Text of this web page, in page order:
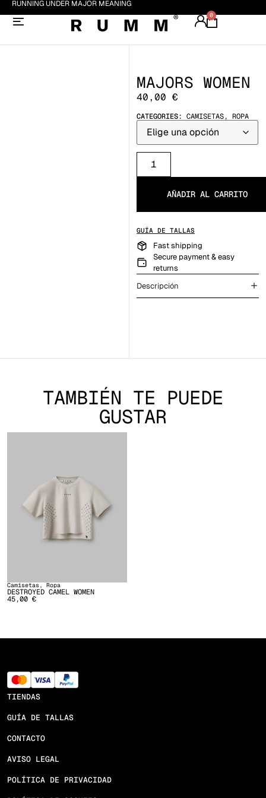
RUNNING UNDER MAJOR MEANING
0
MAJORS WOMEN
40,00€
CATEGORIES:CAMISETAS,ROPA
AÑADIR AL CARRITO
GUÍA DE TALLAS
Fast shipping
Secure payment & easy
returns
Descripción
TAMBIÉN TE PUEDE
GUSTAR
Camisetas,Ropa
DESTROYED CAMEL WOMEN
45,00 €
TIENDAS
GUÍA DE TALLAS
CONTACTO
AVISO LEGAL
POLÍTICA DE PRIVACIDAD